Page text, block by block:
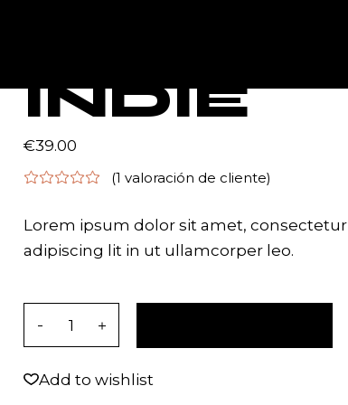
INDIE
€39.00
(1 valoración de cliente)
Lorem ipsum dolor sit amet, consectetur
adipiscing lit in ut ullamcorper leo.
Indie quantity
Add to wishlist